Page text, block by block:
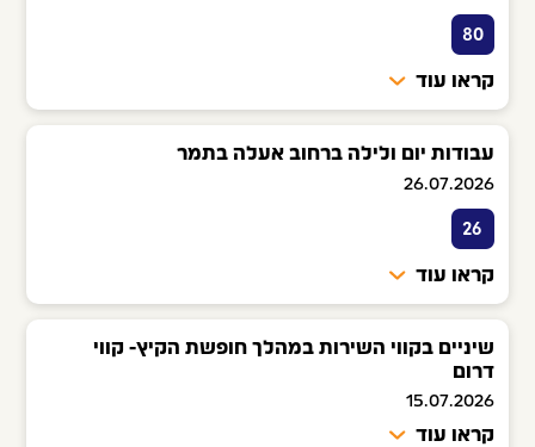
80
קראו עוד
עבודות יום ולילה ברחוב אעלה בתמר
26.07.2026
26
קראו עוד
שיניים בקווי השירות במהלך חופשת הקיץ- קווי
דרום
15.07.2026
קראו עוד